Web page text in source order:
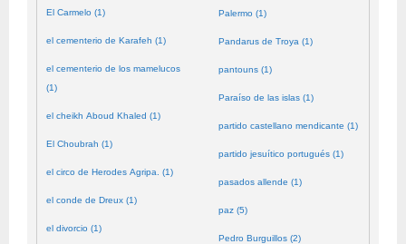
El Carmelo (1)
el cementerio de Karafeh (1)
el cementerio de los mamelucos
(1)
el cheikh Aboud Khaled (1)
El Choubrah (1)
el circo de Herodes Agripa. (1)
el conde de Dreux (1)
el divorcio (1)
Palermo (1)
Pandarus de Troya (1)
pantouns (1)
Paraíso de las islas (1)
partido castellano mendicante (1)
partido jesuítico portugués (1)
pasados allende (1)
paz (5)
Pedro Burguillos (2)